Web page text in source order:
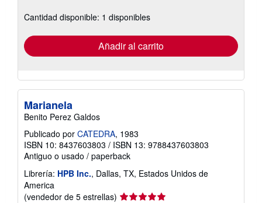
las
tarifas
envío
Cantidad disponible: 1 disponibles
Añadir al carrito
Marianela
Benito Perez Galdos
Publicado por CATEDRA, 1983
ISBN 10: 8437603803 / ISBN 13: 9788437603803
Antiguo o usado / paperback
Librería: HPB Inc., Dallas, TX, Estados Unidos de
America
(vendedor de 5 estrellas) Calificación